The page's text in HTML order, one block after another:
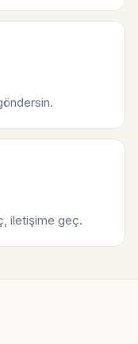
iletişime geç.